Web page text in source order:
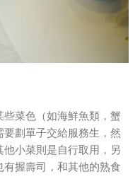
菜色（如海鮮魚類，蟹
劃單子交給服務生，然
小菜則是自行取用，另
握壽司，和其他的熟食